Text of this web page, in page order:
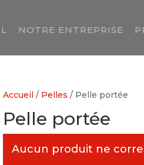
NOTRE ENTREPRISE
Accueil / Pelles / Pelle portée
Pelle portée
Aucun produit ne